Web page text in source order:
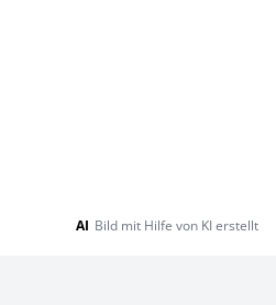
AI Bild mit Hilfe von KI erstellt